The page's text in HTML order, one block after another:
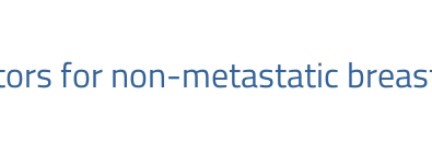
for non-metastatic